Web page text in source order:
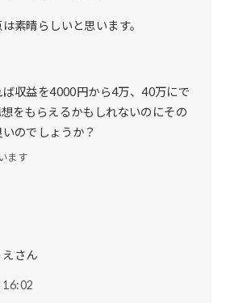
素晴らしいと思います。
収益を4000円から4万、40万にで
をもらえるかもしれないのにその
のでしょうか？
ます
えさん